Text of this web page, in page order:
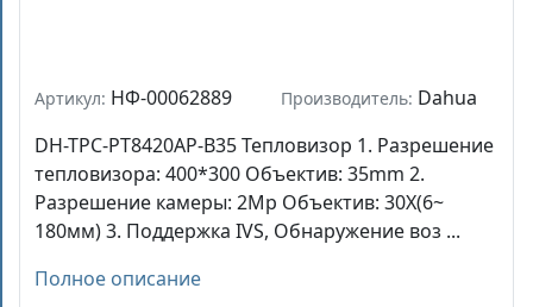
Артикул: НФ-00062889 Производитель: Dahua
DH-TPC-PT8420AP-B35 Тепловизор 1. Разрешение
тепловизора: 400*300 Объектив: 35mm 2.
Разрешение камеры: 2Mp Объектив: 30X(6~
180мм) 3. Поддержка IVS, Обнаружение воз ...
Полное описание